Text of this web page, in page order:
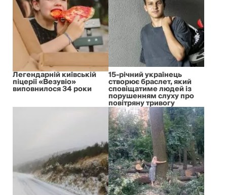
Легендарній київській
піцерії «Везувіо»
виповнилося 34 роки
15-річний українець
створює браслет, який
сповіщатиме людей із
порушенням слуху про
повітряну тривогу